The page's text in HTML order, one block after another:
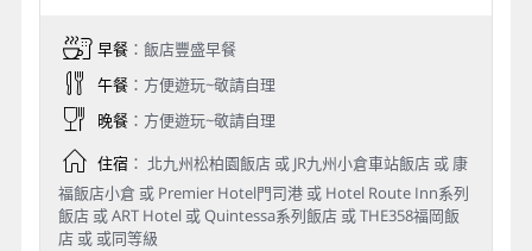
早餐：飯店豐盛早餐
午餐：方便遊玩~敬請自理
晚餐：方便遊玩~敬請自理
住宿： 北九州松柏園飯店 或 JR九州小倉車站飯店 或 康
福飯店小倉 或 Premier Hotel門司港 或 Hotel Route Inn系列
飯店 或 ART Hotel 或 Quintessa系列飯店 或 THE358福岡飯
店 或 或同等級